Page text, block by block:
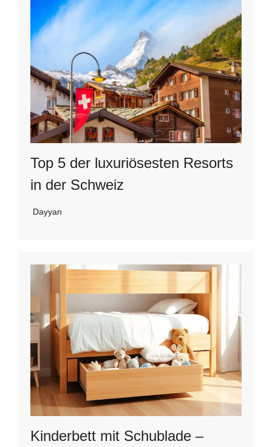
Top 5 der luxuriösesten Resorts
in der Schweiz
Dayyan
Kinderbett mit Schublade –